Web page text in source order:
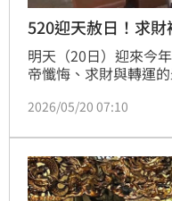
520迎天赦日！求
明天（20日）迎來今
帝懺悔、求財與轉運
順、久病不癒或官司
到事半功倍之效。祭
化，象徵脫殼重生。
祈求好運降臨。
2026/05/20 07:10